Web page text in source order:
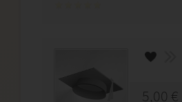
5,00 €